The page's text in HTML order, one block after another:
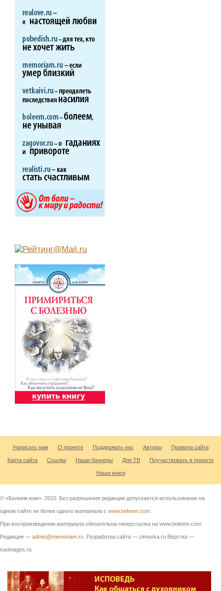
Написать нам О проекте Поддержать нас Авторы Правила сайта
Карта сайта Ссылки Наши баннеры Для ТВ Поучаствовать в проекте
Наши книги
© «Болеем.ком». 2010. Без разрешения редакции допускается использование на
одном сайте не более одного материала с www.boleem.com
При воспроизведении материала обязательна гиперссылка на www.boleem.com
Редакция — admin@memoriam.ru . Разработка сайта — zimovka.ru Вёрстка —
rusimages.ru